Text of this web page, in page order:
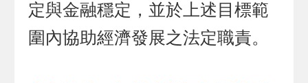
定與金融穩定，並於上述目標範
圍內協助經濟發展之法定職責。